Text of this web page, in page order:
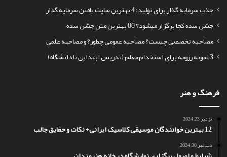
جذب سرمایه گذار برای تولید: 4 بهترین سایت یافتن سرمایه گذار
جشن سده کجا برگزار میشود؟ 80 بهترین متن جشن سده
مصاحبه تخصصی چیست؟ مصاحبه عمومی چطور؟ و مصاحبه علمی
3 نمونه رزومه برای استخدام معلم (تدریس ابتدایی تا دانشگاه)
فرهنگ و هنر
نوامبر 23, 2024
12 بهترین خوانندگان موسیقی کلاسیک ایرانی+ نکات و حقایق جالب
دسامبر 30, 2024